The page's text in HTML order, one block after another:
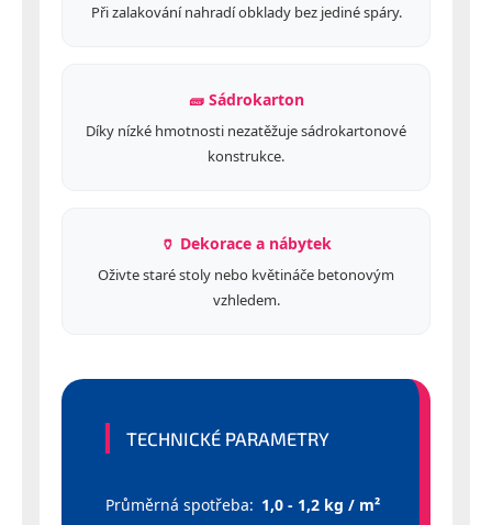
Při zalakování nahradí obklady bez jediné spáry.
🧱 Sádrokarton
Díky nízké hmotnosti nezatěžuje sádrokartonové
konstrukce.
🏺 Dekorace a nábytek
Oživte staré stoly nebo květináče betonovým
vzhledem.
TECHNICKÉ PARAMETRY
Průměrná spotřeba: 1,0 - 1,2 kg / m²